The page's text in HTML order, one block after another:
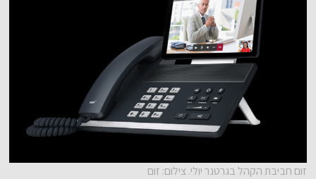
זום חביבת הקהל בגרטנר יולי. צילום: זום